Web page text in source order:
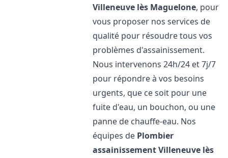
Villeneuve lès Maguelone, pour
vous proposer nos services de
qualité pour résoudre tous vos
problèmes d'assainissement.
Nous intervenons 24h/24 et 7j/7
pour répondre à vos besoins
urgents, que ce soit pour une
fuite d'eau, un bouchon, ou une
panne de chauffe-eau. Nos
équipes de Plombier
assainissementVilleneuve lès